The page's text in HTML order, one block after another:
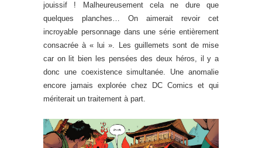
jouissif ! Malheureusement cela ne dure que
quelques planches… On aimerait revoir cet
incroyable personnage dans une série entièrement
consacrée à « lui ». Les guillemets sont de mise
car on lit bien les pensées des deux héros, il y a
donc une coexistence simultanée. Une anomalie
encore jamais explorée chez DC Comics et qui
mériterait un traitement à part.